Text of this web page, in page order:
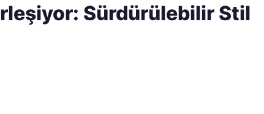
Sürdürülebilir Stil